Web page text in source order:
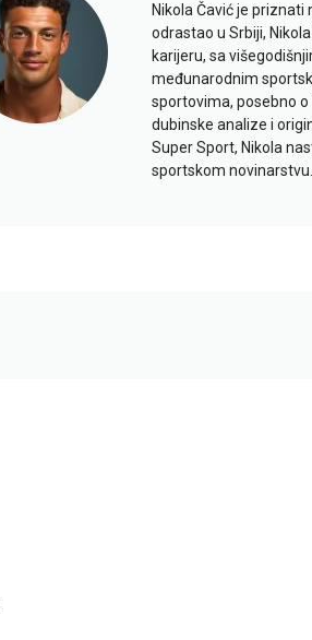
Nikola Čavić je
odrastao u Srbiji,
karijeru, sa
međunarodnim
sportovima, posebno
dubinske analize i
Super Sport, Nikola
sportskom novinarstvu.